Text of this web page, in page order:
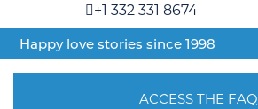
+1 332 331 8674
Happy love stories since 1998
ACCESS THE FAQ